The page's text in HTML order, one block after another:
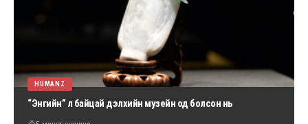
HUMANZ
“Энгийн” л байцай дэлхийн музейн од болсон нь